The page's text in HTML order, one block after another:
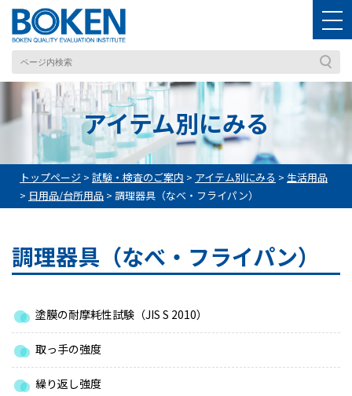
アイテム別にみる
トップページ > 試験・検査のご案内 > アイテム別にみる > 生活用品
> 日用品/台所用品 > 調理器具（なべ・フライパン）
調理器具（なべ・フライパン）
塗膜の耐摩耗性試験（JIS S 2010）
取っ手の強度
繰り返し強度